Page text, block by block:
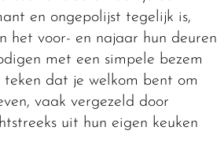
en ongepolijst tegelijk is,
het voor- en najaar hun deuren
met een simpele bezem
teken dat je welkom bent om
vaak vergezeld door
uit hun eigen keuken